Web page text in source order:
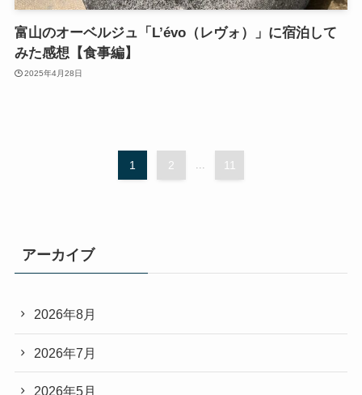
富山のオーベルジュ「L’évo（レヴォ）」に宿泊して
みた感想【食事編】
2025年4月28日
1 2 ... 11
アーカイブ
2026年8月
2026年7月
2026年5月